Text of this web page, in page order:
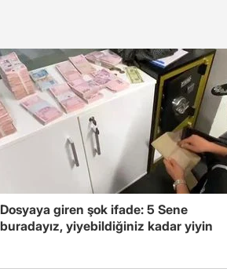
Dosyaya giren şok ifade: 5 Sene
buradayız, yiyebildiğiniz kadar yiyin